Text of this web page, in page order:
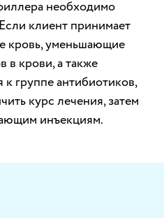
необходимо
клиент принимает
кровь, уменьшающие
в крови, а также
группе антибиотиков,
курс лечения, затем
инъекциям.